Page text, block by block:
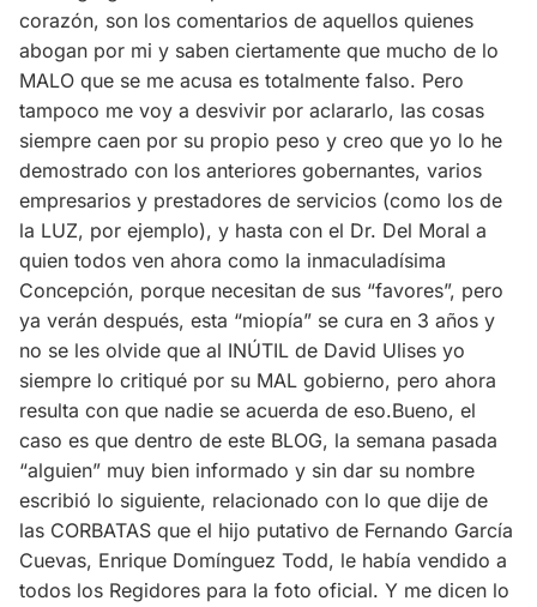
corazón, son los comentarios de aquellos quienes
abogan por mi y saben ciertamente que mucho de lo
MALO que se me acusa es totalmente falso. Pero
tampoco me voy a desvivir por aclararlo, las cosas
siempre caen por su propio peso y creo que yo lo he
demostrado con los anteriores gobernantes, varios
empresarios y prestadores de servicios (como los de
la LUZ, por ejemplo), y hasta con el Dr. Del Moral a
quien todos ven ahora como la inmaculadísima
Concepción, porque necesitan de sus “favores”, pero
ya verán después, esta “miopía” se cura en 3 años y
no se les olvide que al INÚTIL de David Ulises yo
siempre lo critiqué por su MAL gobierno, pero ahora
resulta con que nadie se acuerda de eso.Bueno, el
caso es que dentro de este BLOG, la semana pasada
“alguien” muy bien informado y sin dar su nombre
escribió lo siguiente, relacionado con lo que dije de
las CORBATAS que el hijo putativo de Fernando García
Cuevas, Enrique Domínguez Todd, le había vendido a
todos los Regidores para la foto oficial. Y me dicen lo